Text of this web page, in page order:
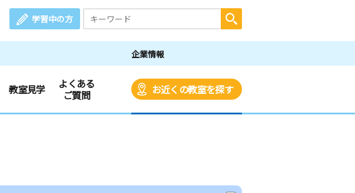
学習中の方
企業情報
教室見学
よくある
ご質問
お近くの教室を探す